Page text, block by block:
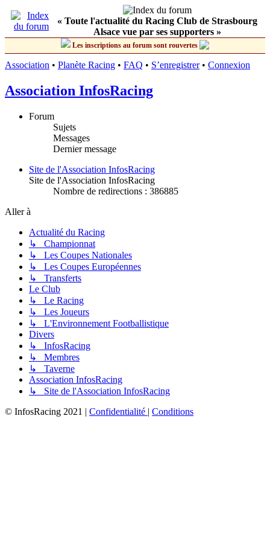
« Toute l'actualité du Racing Club de Strasbourg
Alsace vue par ses supporters »
Les inscriptions au forum sont rouvertes
Association • Planète Racing • FAQ • S’enregistrer• Connexion
Association InfosRacing
Forum
Sujets
Messages
Dernier message
Site de l'Association InfosRacing
Site de l'Association InfosRacing
Nombre de redirections : 386885
Aller à
Actualité du Racing
↳ Championnat
↳ Les Coupes Nationales
↳ Les Coupes Européennes
↳ Transferts
Le Club
↳ Le Racing
↳ Les Joueurs
↳ L'Environnement Footballistique
Divers
↳ InfosRacing
↳ Membres
↳ Taverne
Association InfosRacing
↳ Site de l'Association InfosRacing
© InfosRacing 2021 | Confidentialité | Conditions